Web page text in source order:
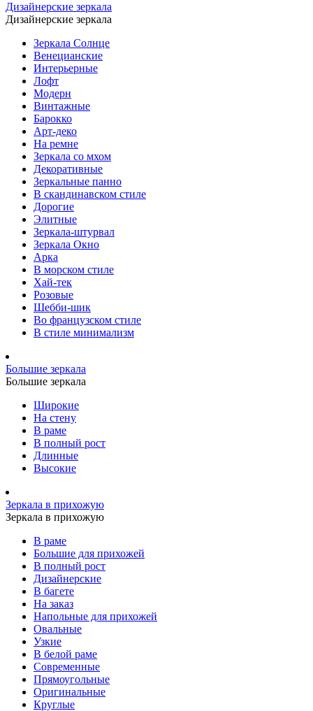
Дизайнерские зеркала
Дизайнерские зеркала
Зеркала Солнце
Венецианские
Интерьерные
Лофт
Модерн
Винтажные
Барокко
Арт-деко
На ремне
Зеркала со мхом
Декоративные
Зеркальные панно
В скандинавском стиле
Дорогие
Элитные
Зеркала-штурвал
Зеркала Окно
Арка
В морском стиле
Хай-тек
Розовые
Шебби-шик
Во французском стиле
В стиле минимализм
Большие зеркала
Большие зеркала
Широкие
На стену
В раме
В полный рост
Длинные
Высокие
Зеркала в прихожую
Зеркала в прихожую
В раме
Большие для прихожей
В полный рост
Дизайнерские
В багете
На заказ
Напольные для прихожей
Овальные
Узкие
В белой раме
Современные
Прямоугольные
Оригинальные
Круглые